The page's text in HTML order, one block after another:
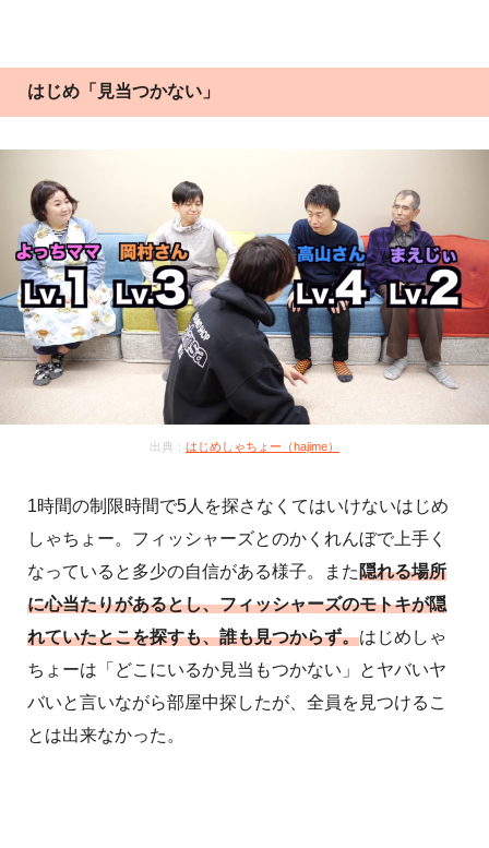
はじめ「見当つかない」
出典： はじめしゃちょー（hajime）
1時間の制限時間で5人を探さなくてはいけないはじめ
しゃちょー。フィッシャーズとのかくれんぼで上手く
なっていると多少の自信がある様子。また隠れる場所
に心当たりがあるとし、フィッシャーズのモトキが隠
れていたとこを探すも、誰も見つからず。はじめしゃ
ちょーは「どこにいるか見当もつかない」とヤバいヤ
バいと言いながら部屋中探したが、全員を見つけるこ
とは出来なかった。